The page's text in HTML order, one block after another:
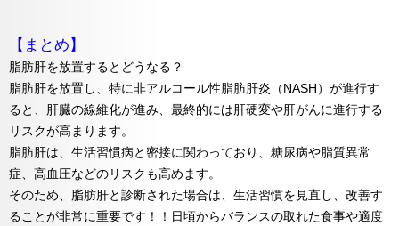
【まとめ】
脂肪肝を放置するとどうなる？
脂肪肝を放置し、特に非アルコール性脂肪肝炎（NASH）が進行す
ると、肝臓の線維化が進み、最終的には肝硬変や肝がんに進行する
リスクが高まります。
脂肪肝は、生活習慣病と密接に関わっており、糖尿病や脂質異常
症、高血圧などのリスクも高めます。
そのため、脂肪肝と診断された場合は、生活習慣を見直し、改善す
ることが非常に重要です！！日頃からバランスの取れた食事や適度